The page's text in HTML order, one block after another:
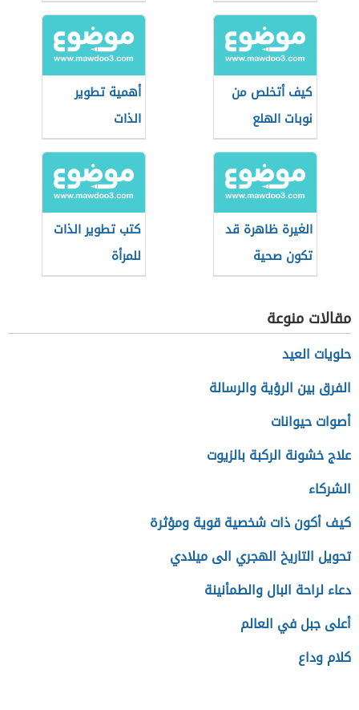
كيف أتخلص من
نوبات الهلع
أهمية تطوير
الذات
الغيرة ظاهرة قد
تكون صحية
كتب تطوير الذات
للمرأة
مقالات منوعة
حلويات العيد
الفرق بين الرؤية والرسالة
أصوات حيوانات
علاج خشونة الركبة بالزيوت
الشركاء
كيف أكون ذات شخصية قوية ومؤثرة
تحويل التاريخ الهجري الى ميلادي
دعاء لراحة البال والطمأنينة
أعلى جبل في العالم
كلام وداع